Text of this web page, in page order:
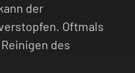
der
Oftmals
des